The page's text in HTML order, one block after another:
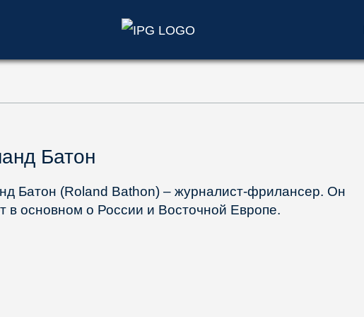
Батон
Батон (Roland Bathon) – журналист-фрилансер. Он
в основном о России и Восточной Европе.